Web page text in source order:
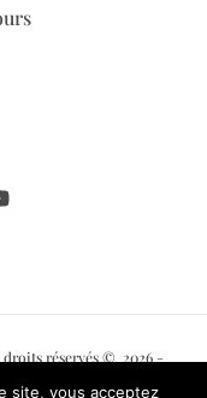
réservés © 2026 -
légales
site, vous acceptez